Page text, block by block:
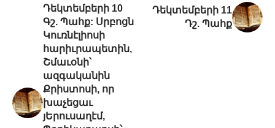
Դեկտեմբերի 10
Գշ. Պահք: Սրբոցն
Կուռնէլիոսի
հարիւրապետին,
Շմաւօնի՝
ազգականին
Քրիստոսի, որ
խաչեցաւ
յԵրուսաղէմ,
Դեկտեմբերի 11
Դշ. Պահք